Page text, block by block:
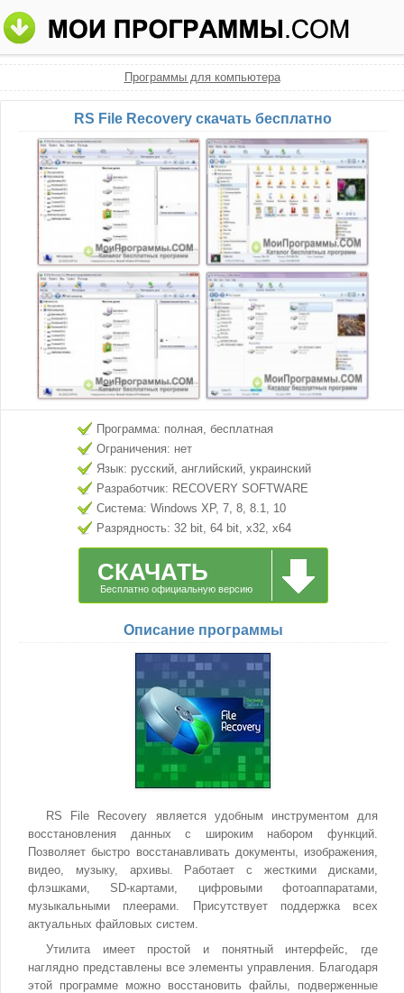
Программы для компьютера
RS File Recovery скачать бесплатно
Программа: полная, бесплатная
Ограничения: нет
Язык: русский, английский, украинский
Разработчик: RECOVERY SOFTWARE
Система: Windows XP, 7, 8, 8.1, 10
Разрядность: 32 bit, 64 bit, x32, x64
СКАЧАТЬ
Бесплатно официальную версию
Описание программы
RS File Recovery является удобным инструментом для
восстановления данных с широким набором функций.
Позволяет быстро восстанавливать документы, изображения,
видео, музыку, архивы. Работает с жесткими дисками,
флэшками, SD-картами, цифровыми фотоаппаратами,
музыкальными плеерами. Присутствует поддержка всех
актуальных файловых систем.
Утилита имеет простой и понятный интерфейс, где
наглядно представлены все элементы управления. Благодаря
этой программе можно восстановить файлы, подверженные